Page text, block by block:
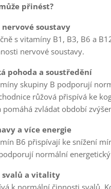
přinést?
nervové soustavy
s vitamíny B1, B3, B6 a
nervové soustavy.
pohoda a soustředění
skupiny B podporují
růžová přispívá ke
zvládat období
a více energie
B6 přispívají ke snížení
normální
svalů a vitality
k normální činnosti svalů.